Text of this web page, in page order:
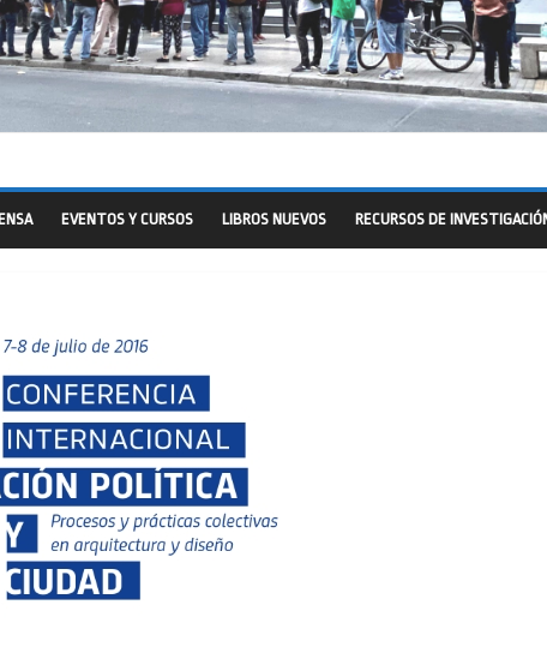
EVENTOS Y CURSOS LIBROS NUEVOS RECURSOS DE